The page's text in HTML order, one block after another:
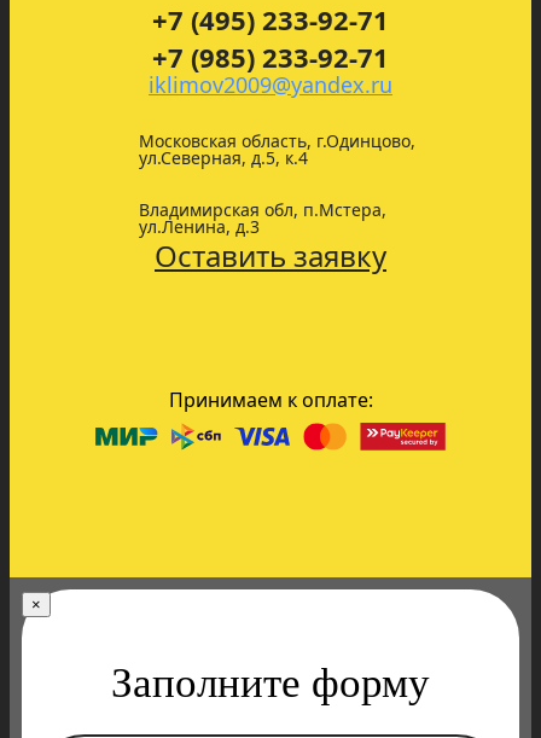
+7 (495) 233-92-71
+7 (985) 233-92-71
iklimov2009@yandex.ru
Московская область, г.Одинцово,
ул.Северная, д.5, к.4
Владимирская обл, п.Мстера,
ул.Ленина, д.3
Оставить заявку
Принимаем к оплате:
×
Заполните форму